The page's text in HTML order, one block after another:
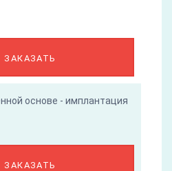
ЗАКАЗАТЬ
основе - имплантация
ЗАКАЗАТЬ